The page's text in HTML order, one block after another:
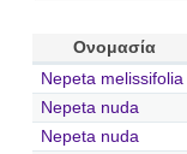
Ονομασία
Nepeta melissifolia
Nepeta nuda
Nepeta nuda